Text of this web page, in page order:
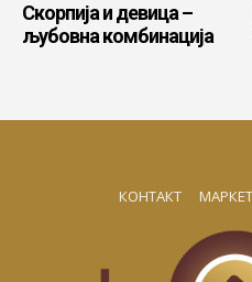
Скорпија и девица –
љубовна комбинација
КОНТАКТ